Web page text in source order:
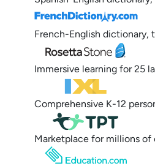
French-English dictionary,
Immersive learning for 25
Comprehensive K-12
Marketplace for millions